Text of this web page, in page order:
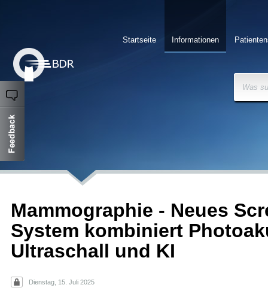
Informationen
Startseite
Was
Mammographie - Neues
System kombiniert
Ultraschall und KI
Dienstag, 15. Juli 2025